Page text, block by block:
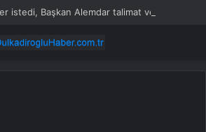
istedi, Başkan Alemdar talimat verdi